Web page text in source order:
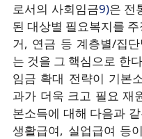
로서의 사회임금9)은 전
된 대상별 필요복지를
거, 연금 등 계층별/집
는 것을 그 핵심으로 한
임금 확대 전략이 기본
과가 더욱 크고 필요 재
본소득에 대해 다음과
생활급여, 실업급여 등